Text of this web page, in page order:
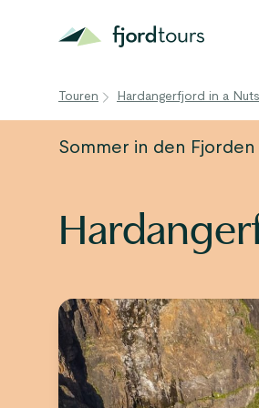
Touren Hardangerfjord in a
Sommer in den